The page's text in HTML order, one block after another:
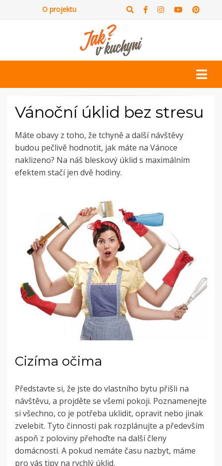
O projektu
Vánoční úklid bez stresu
Máte obavy z toho, že tchyně a další návštěvy
budou pečlivě hodnotit, jak máte na Vánoce
naklizeno? Na náš bleskový úklid s maximálním
efektem stačí jen dvě hodiny.
Cizíma očima
Představte si, že jste do vlastního bytu přišli na
návštěvu, a projděte se všemi pokoji. Poznamenejte
si všechno, co je potřeba uklidit, opravit nebo jinak
zvelebit. Tyto činnosti pak rozplánujte a především
aspoň z poloviny přehoďte na další členy
domácnosti. A pokud nemáte času nazbyt, máme
pro vás tipy na rychlý úklid.